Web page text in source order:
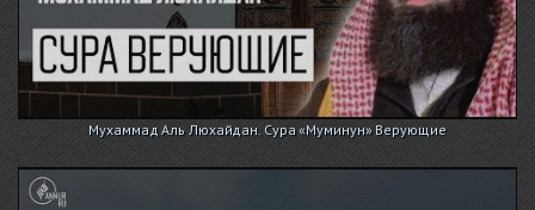
Мухаммад Аль Люхайдан. Сура «Муминун» Верующие